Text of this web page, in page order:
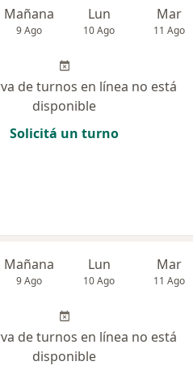
Mañana
9 Ago
Lun
10 Ago
Mar
11 Ago
de turnos en línea no está
disponible
Solicitá un turno
Mañana
9 Ago
Lun
10 Ago
Mar
11 Ago
de turnos en línea no está
disponible